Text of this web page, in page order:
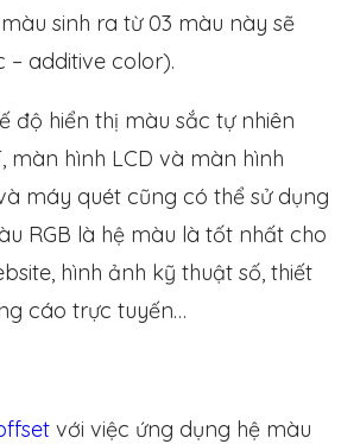
sinh ra từ 03 màu này sẽ
– additive color).
độ hiển thị màu sắc tự nhiên
màn hình LCD và màn hình
máy quét cũng có thể sử dụng
RGB là hệ màu là tốt nhất cho
hình ảnh kỹ thuật số, thiết
cáo trực tuyến…
với việc ứng dụng hệ màu